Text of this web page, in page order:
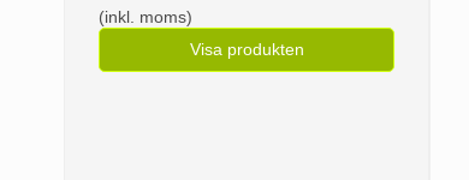
(inkl. moms)
Visa produkten